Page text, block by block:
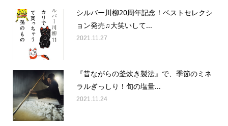
シルバー川柳20周年記念！ベストセレクシ
ョン発売♫大笑いして...
2021.11.27
『昔ながらの釜炊き製法』で、季節のミネ
ラルぎっしり！旬の塩量...
2021.11.24